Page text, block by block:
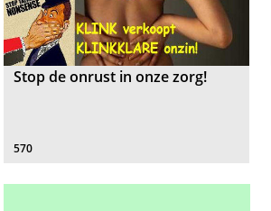
Stop de onrust in onze zorg!
570